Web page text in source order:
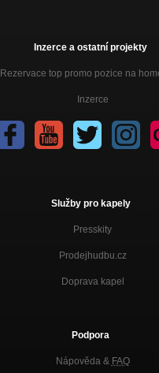
Inzerce a ostatní projekty
Rezervace top promo pozice na
Inzerce
Služby pro kapely
Presskity
Prodejhudbu.cz
Doprava kapel
Podpora
Nápověda & FAQ